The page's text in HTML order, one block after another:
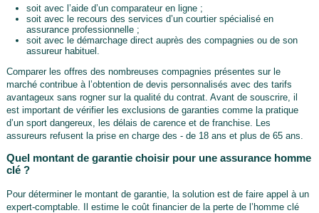
soit avec l’aide d’un comparateur en ligne ;
soit avec le recours des services d’un courtier spécialisé en
assurance professionnelle ;
soit avec le démarchage direct auprès des compagnies ou de son
assureur habituel.
Comparer les offres des nombreuses compagnies présentes sur le
marché contribue à l’obtention de devis personnalisés avec des tarifs
avantageux sans rogner sur la qualité du contrat. Avant de souscrire, il
est important de vérifier les exclusions de garanties comme la pratique
d’un sport dangereux, les délais de carence et de franchise. Les
assureurs refusent la prise en charge des - de 18 ans et plus de 65 ans.
Quel montant de garantie choisir pour une assurance homme
clé ?
Pour déterminer le montant de garantie, la solution est de faire appel à un
expert-comptable. Il estime le coût financier de la perte de l’homme clé